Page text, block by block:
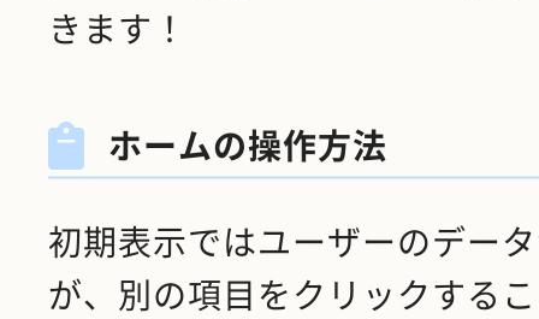
きます！
ホームの操作方法
初期表示ではユーザーのデー
が、別の項目をクリックする